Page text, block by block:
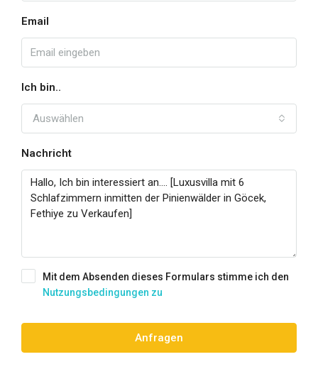
Email
Ich bin..
Auswählen
Nachricht
Mit dem Absenden dieses Formulars stimme ich den
Nutzungsbedingungen zu
Anfragen